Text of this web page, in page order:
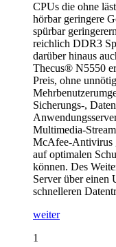
CPUs die ohne
hörbar geringere
spürbar
reichlich DDR3
darüber hinaus
Thecus® N5550
Preis, ohne
Sicherungs-,
Multimedia-
McAfee-Antivirus
auf optimalen
können. Des
Server über einen
schnelleren
weiter
1